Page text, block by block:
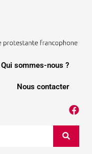
Qui sommes-nous ?
Nous contacter